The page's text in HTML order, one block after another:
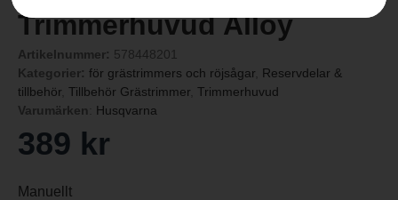
Trimmerhuvud Alloy
Artikelnummer: 578448201
Kategorier: för grästrimmers och röjsågar Reservdelar &
tillbehör Tillbehör Grästrimmer Trimmerhuvud
Varumärken
Husqvarna
389 kr
Manuellt